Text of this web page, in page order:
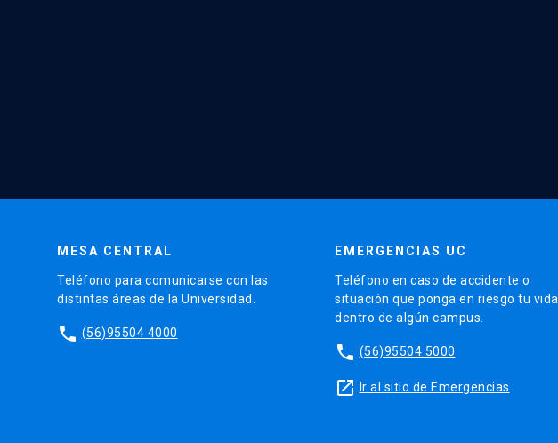
MESA CENTRAL
Teléfono para comunicarse con las
distintas áreas de la Universidad.
phone (56)95504 4000
EMERGENCIAS UC
Teléfono en caso de accidente o
situación que ponga en riesgo tu vida
dentro de algún campus.
phone (56)95504 5000
launch Ir al sitio de Emergencias